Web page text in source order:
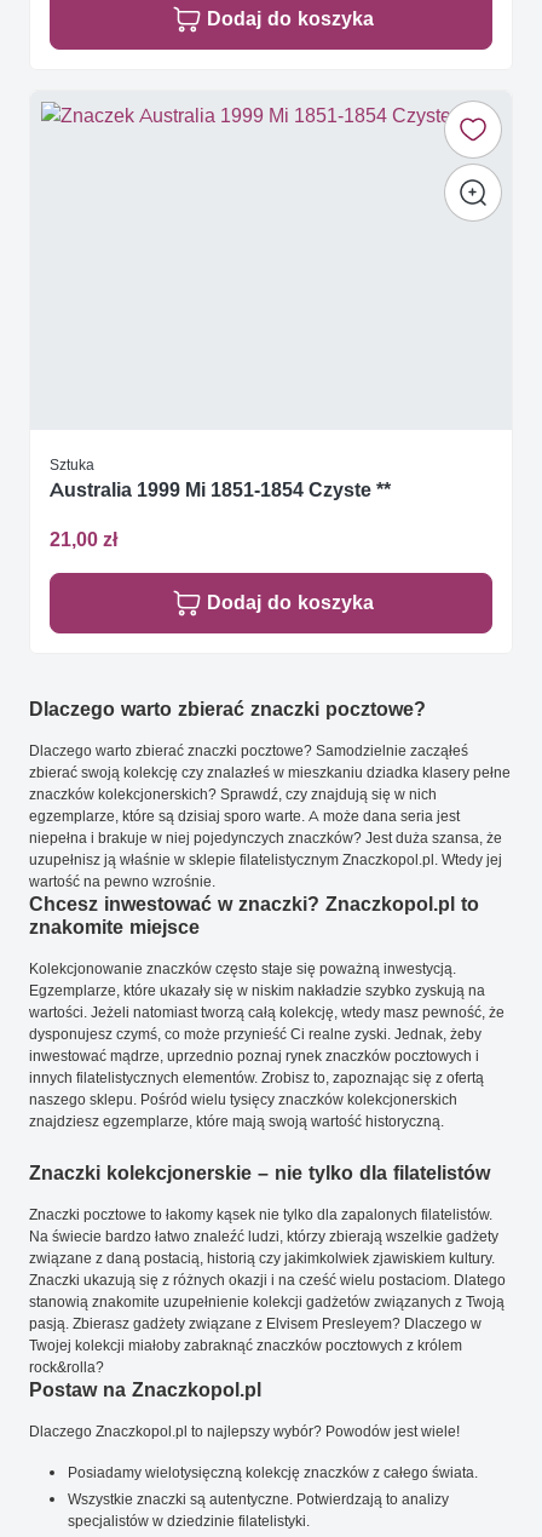
Dodaj do koszyka
Sztuka
Australia 1999 Mi 1851-1854 Czyste **
21,00 zł
Dodaj do koszyka
Dlaczego warto zbierać znaczki pocztowe?
Dlaczego warto zbierać znaczki pocztowe? Samodzielnie zacząłeś
zbierać swoją kolekcję czy znalazłeś w mieszkaniu dziadka klasery pełne
znaczków kolekcjonerskich? Sprawdź, czy znajdują się w nich
egzemplarze, które są dzisiaj sporo warte. A może dana seria jest
niepełna i brakuje w niej pojedynczych znaczków? Jest duża szansa, że
uzupełnisz ją właśnie w sklepie filatelistycznym Znaczkopol.pl. Wtedy jej
wartość na pewno wzrośnie.
Chcesz inwestować w znaczki? Znaczkopol.pl to
znakomite miejsce
Kolekcjonowanie znaczków często staje się poważną inwestycją.
Egzemplarze, które ukazały się w niskim nakładzie szybko zyskują na
wartości. Jeżeli natomiast tworzą całą kolekcję, wtedy masz pewność, że
dysponujesz czymś, co może przynieść Ci realne zyski. Jednak, żeby
inwestować mądrze, uprzednio poznaj rynek znaczków pocztowych i
innych filatelistycznych elementów. Zrobisz to, zapoznając się z ofertą
naszego sklepu. Pośród wielu tysięcy znaczków kolekcjonerskich
znajdziesz egzemplarze, które mają swoją wartość historyczną.
Znaczki kolekcjonerskie – nie tylko dla filatelistów
Znaczki pocztowe to łakomy kąsek nie tylko dla zapalonych filatelistów.
Na świecie bardzo łatwo znaleźć ludzi, którzy zbierają wszelkie gadżety
związane z daną postacią, historią czy jakimkolwiek zjawiskiem kultury.
Znaczki ukazują się z różnych okazji i na cześć wielu postaciom. Dlatego
stanowią znakomite uzupełnienie kolekcji gadżetów związanych z Twoją
pasją. Zbierasz gadżety związane z Elvisem Presleyem? Dlaczego w
Twojej kolekcji miałoby zabraknąć znaczków pocztowych z królem
rock&rolla?
Postaw na Znaczkopol.pl
Dlaczego Znaczkopol.pl to najlepszy wybór? Powodów jest wiele!
Posiadamy wielotysięczną kolekcję znaczków z całego świata.
Wszystkie znaczki są autentyczne. Potwierdzają to analizy
specjalistów w dziedzinie filatelistyki.